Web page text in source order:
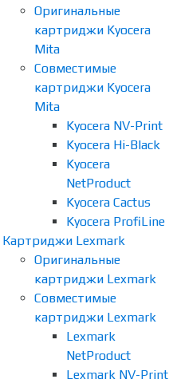
Оригинальные
картриджи Kyocera
Mita
Совместимые
картриджи Kyocera
Mita
Kyocera NV-Print
Kyocera Hi-Black
Kyocera
NetProduct
Kyocera Cactus
Kyocera ProfiLine
Картриджи Lexmark
Оригинальные
картриджи Lexmark
Совместимые
картриджи Lexmark
Lexmark
NetProduct
Lexmark NV-Print